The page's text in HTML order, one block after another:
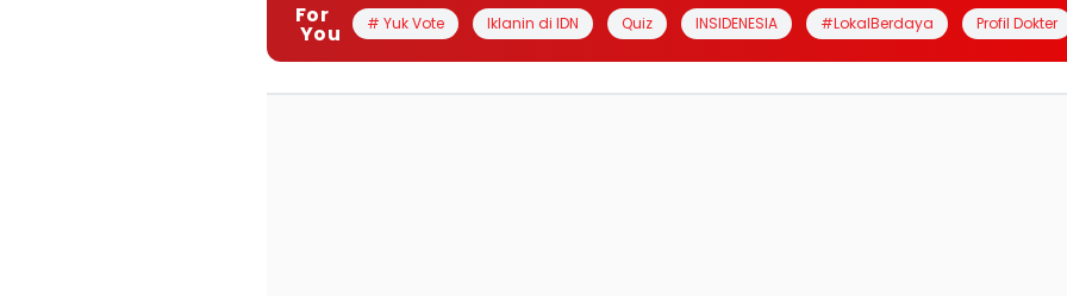
For
You # Yuk Vote Iklanin di IDN Quiz INSIDENESIA #LokalBerdaya Profil Dokter